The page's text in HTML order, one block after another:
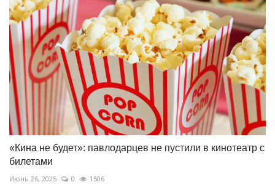
«Кина не будет»: павлодарцев не пустили в кинотеатр с
билетами
Июнь 26, 2025 0 1506